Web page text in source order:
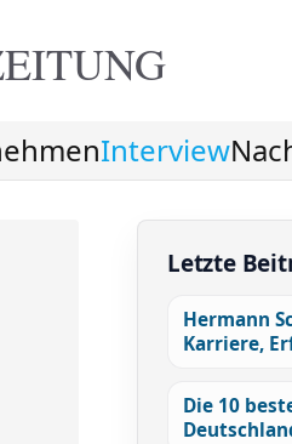
Interview
Letzte
Hermann
Karriere,
Die 10